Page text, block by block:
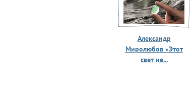
Александр
Миролюбов «Этот
свет не...